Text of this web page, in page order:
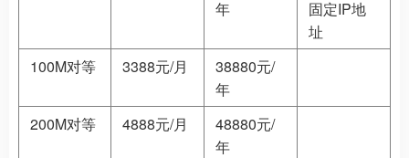
年
固定IP地
址
100M对等
3388元/月
38880元/
年
200M对等
4888元/月
48880元/
年